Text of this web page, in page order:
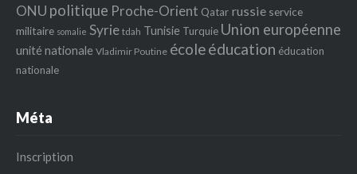
ONU politique Proche-Orient Qatar russie service
militaire somalie Syrie tdah Tunisie Turquie Union européenne
unité nationale Vladimir Poutine écoleéducation éducation
nationale
Méta
Inscription